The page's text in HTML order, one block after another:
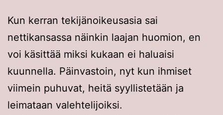
Kun kerran tekijänoikeusasia sai
nettikansassa näinkin laajan huomion, en
voi käsittää miksi kukaan ei haluaisi
kuunnella. Päinvastoin, nyt kun ihmiset
viimein puhuvat, heitä syyllistetään ja
leimataan valehtelijoiksi.